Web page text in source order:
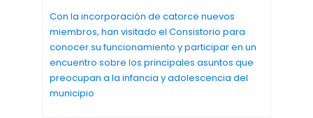
Con la incorporación de catorce nuevos
miembros, han visitado el Consistorio para
conocer su funcionamiento y participar en un
encuentro sobre los principales asuntos que
preocupan a la infancia y adolescencia del
municipio